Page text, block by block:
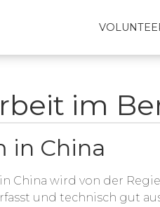
im
in China
China wird von der
und technisch gut